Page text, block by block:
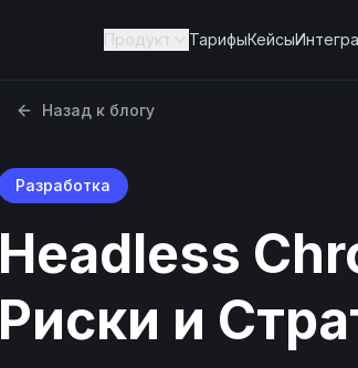
Продукт ТарифыКейсы
Назад к блогу
Разработка
Headless
Риски и